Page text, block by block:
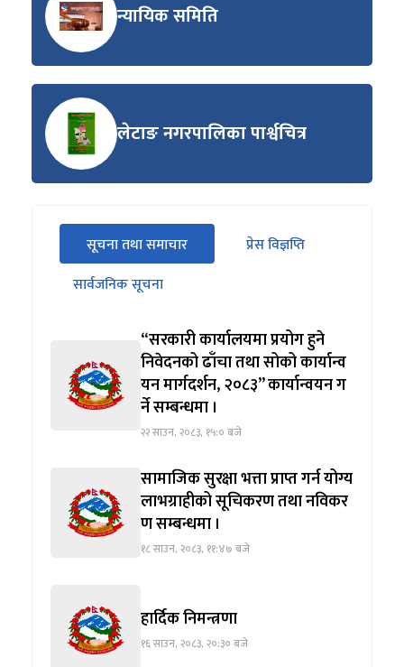
न्यायिक समिति
लेटाङ नगरपालिका पार्श्वचित्र
सीधा
पहिलो
ट्याबको
सूचना तथा समाचार
(सक्रिय ट्याब)
प्रेस विज्ञप्ति
सार्वजनिक सूचना
“सरकारी कार्यालयमा प्रयोग हुने
निवेदनको ढाँचा तथा सोको कार्यान्व
यन मार्गदर्शन, २०८३” कार्यान्वयन ग
र्ने सम्बन्धमा ।
२२ साउन, २०८३, १५:० बजे
सामाजिक सुरक्षा भत्ता प्राप्त गर्न योग्य
लाभग्राहीको सूचिकरण तथा नविकर
ण सम्बन्धमा ।
१८ साउन, २०८३, ११:४७ बजे
हार्दिक निमन्त्रणा
१६ साउन, २०८३, २०:३० बजे